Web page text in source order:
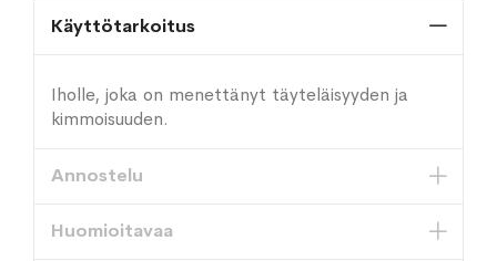
Käyttötarkoitus
Iholle, joka on menettänyt täyteläisyyden ja
kimmoisuuden.
Annostelu
Huomioitavaa